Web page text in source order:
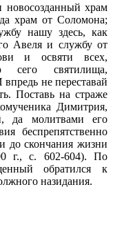
храм
храм от Соломона;
нашу здесь, как
Авеля и службу от
и освяти всех,
сего святилища,
не переставай
Поставь на страже
Димитрия,
да молитвами его
беспрепятственно
до скончания жизни
с. 602-604). По
обратился к
назидания.